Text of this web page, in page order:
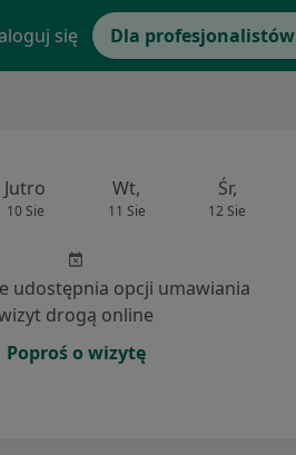
się Dla profesjonalistów
Jutro
10 Sie
Wt,
11 Sie
Śr,
12 Sie
udostępnia opcji umawiania
drogą online
Poproś o wizytę